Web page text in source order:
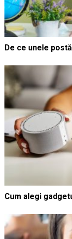
De ce unele
Cum alegi